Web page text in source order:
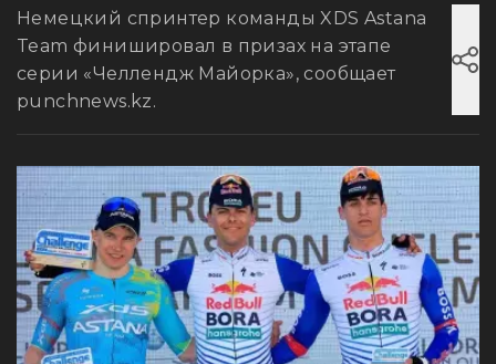
Немецкий спринтер команды XDS Astana
Team финишировал в призах на этапе
серии «Челлендж Майорка», сообщает
punchnews.kz.